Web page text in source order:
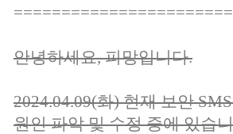
안녕하세요, 피망입니다.
2024.04.09(화) 현재 보안
원인 파악 및 수정 중에 있습